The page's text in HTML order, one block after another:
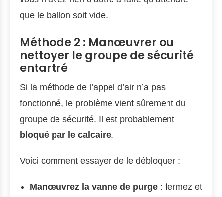
que le ballon soit vide.
Méthode 2 : Manœuvrer ou
nettoyer le groupe de sécurité
entartré
Si la méthode de l’appel d’air n’a pas
fonctionné, le problème vient sûrement du
groupe de sécurité. Il est probablement
bloqué par le calcaire.
Voici comment essayer de le débloquer :
Manœuvrez la vanne de purge : fermez et